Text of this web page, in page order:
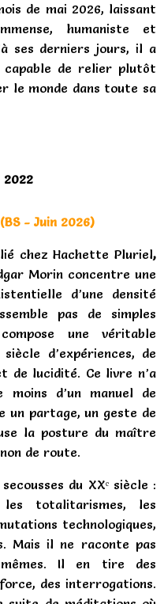
de mai 2026, laissant
humaniste et
ses derniers jours, il a
capable de relier plutôt
le monde dans toute sa
- Juin 2026)
chez Hachette Pluriel,
Morin concentre une
d’une densité
pas de simples
une véritable
d’expériences, de
de lucidité. Ce livre n’a
moins d’un manuel de
un partage, un geste de
la posture du maître
de route.
du XXᵉ siècle :
totalitarismes, les
technologiques,
Mais il ne raconte pas
mêmes. Il en tire des
des interrogations.